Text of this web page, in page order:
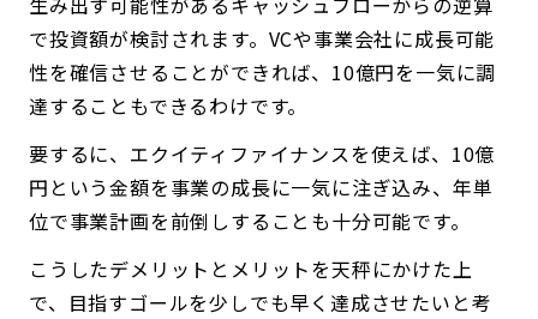
で投資額が検討されます。VCや事業会社に成長可能
性を確信させることができれば、10億円を一気に調
達することもできるわけです。
要するに、エクイティファイナンスを使えば、10億
円という金額を事業の成長に一気に注ぎ込み、年単
位で事業計画を前倒しすることも十分可能です。
こうしたデメリットとメリットを天秤にかけた上
で、目指すゴールを少しでも早く達成させたいと考